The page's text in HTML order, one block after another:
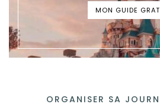
MON GUIDE
ORGANISER SA